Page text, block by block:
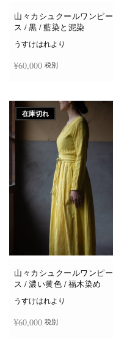
山々カシュクールワンピー
ス / 黒 / 藍染と泥染
うすけはれより
¥60,000 税別
在庫切れ
山々カシュクールワンピー
ス / 濃い黄色 / 福木染め
うすけはれより
¥60,000 税別